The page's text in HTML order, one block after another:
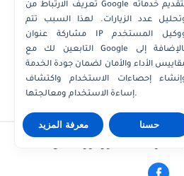
محفوظة ©
تعريف الارتباط من Google لتقديم خدماته
عدد الزيارات. لهذا السبب تتم
مشاركة عنوان IP ووكيل المستخدم
التابعين لك مع Google بالإضافة إلى
الأداء والأمان لضمان جودة الخدمة
إحصاءات الاستخدام واكتشاف
إساءة الاستخدام ومعالجتها.
معرفة المزيد حسنا